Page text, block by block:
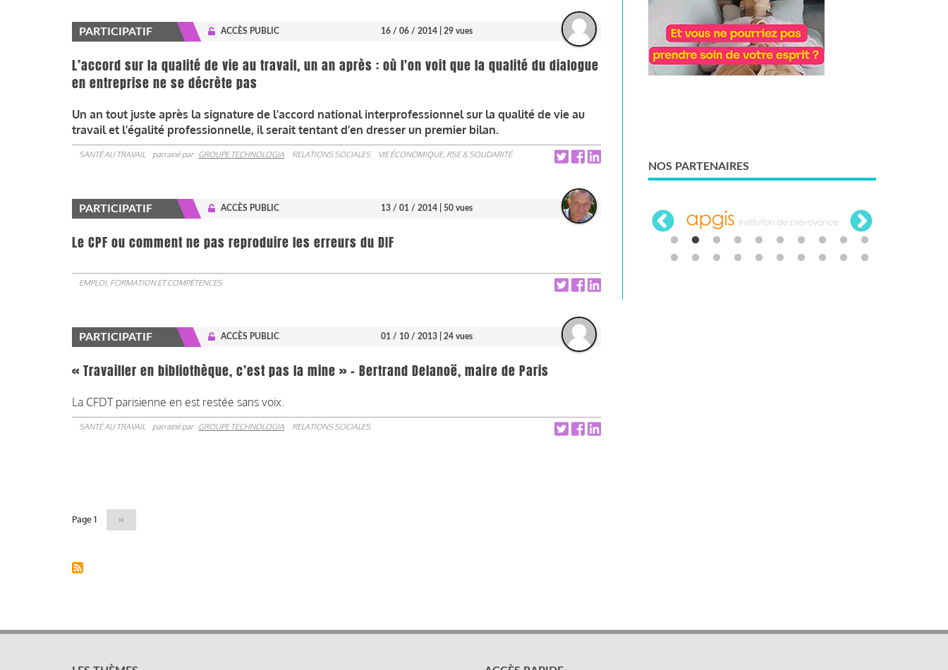
PARTICIPATIF ACCÈS PUBLIC 16 / 06 / 2014 | 29 vues
L’accord sur la qualité de vie au travail, un an après : où l'on voit que la qualité du dialogue
en entreprise ne se décrète pas
Un an tout juste après la signature de l’accord national interprofessionnel sur la qualité de vie au
travail et l’égalité professionnelle, il serait tentant d’en dresser un premier bilan.
SANTÉ AU TRAVAIL parrainé par GROUPE TECHNOLOGIA RELATIONS SOCIALES VIE ÉCONOMIQUE, RSE & SOLIDARITÉ
PARTICIPATIF ACCÈS PUBLIC 13 / 01 / 2014 | 50 vues
Le CPF ou comment ne pas reproduire les erreurs du DIF
EMPLOI, FORMATION ET COMPÉTENCES
PARTICIPATIF ACCÈS PUBLIC 01 / 10 / 2013 | 24 vues
« Travailler en bibliothèque, c’est pas la mine » - Bertrand Delanoë, maire de Paris
La CFDT parisienne en est restée sans voix.
SANTÉ AU TRAVAIL parrainé par GROUPE TECHNOLOGIA RELATIONS SOCIALES
Page 1
Page
suivante
››
NOS PARTENAIRES